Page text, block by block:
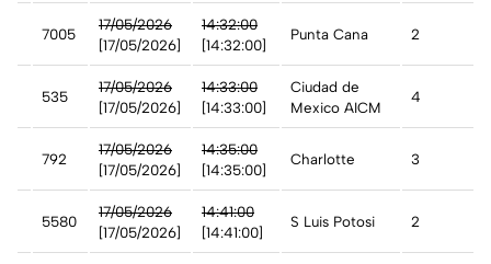
7005
17/05/2026
[17/05/2026]
14:32:00
[14:32:00]
Punta Cana 2
535
17/05/2026
[17/05/2026]
14:33:00
[14:33:00]
Ciudad de
Mexico AICM
4
792
17/05/2026
[17/05/2026]
14:35:00
[14:35:00]
Charlotte 3
5580
17/05/2026
[17/05/2026]
14:41:00
[14:41:00]
S Luis Potosi 2